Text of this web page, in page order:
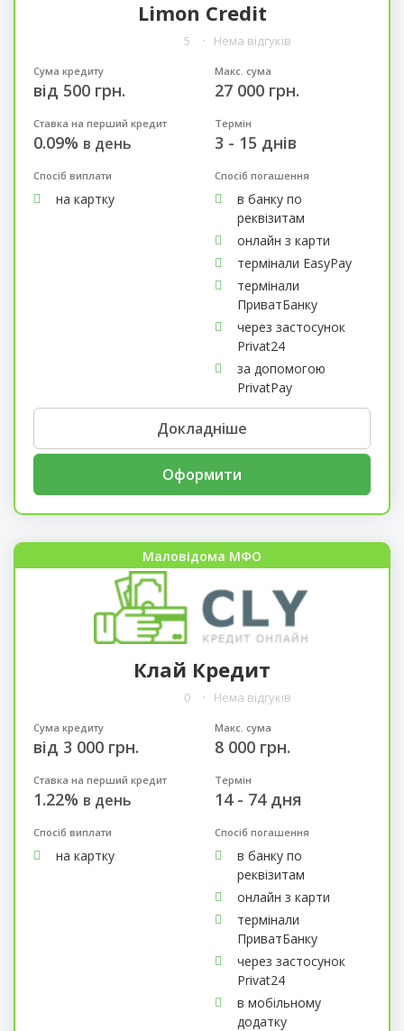
Limon Credit
5 Нема відгуків
Сума кредиту
від 500 грн.
Макс. сума
27 000 грн.
Ставка на перший кредит
0.09% в день
Термін
3 - 15 днів
Спосіб виплати
на картку
Спосіб погашення
в банку по
реквізитам
онлайн з карти
термінали EasyPay
термінали
ПриватБанку
через застосунок
Privat24
за допомогою
PrivatPay
Докладніше
Оформити
Маловідома МФО
Клай Кредит
0 Нема відгуків
Сума кредиту
від 3 000 грн.
Макс. сума
8 000 грн.
Ставка на перший кредит
1.22% в день
Термін
14 - 74 дня
Спосіб виплати
на картку
Спосіб погашення
в банку по
реквізитам
онлайн з карти
термінали
ПриватБанку
через застосунок
Privat24
в мобільному
додатку